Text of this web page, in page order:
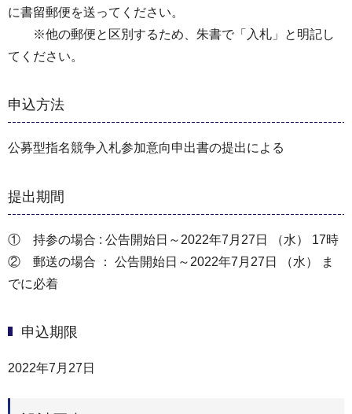
に書留郵便を送ってください。
※他の郵便と区別するため、朱書で「入札」と明記し
てください。
申込方法
公募型指名競争入札参加意向申出書の提出による
提出期間
① 持参の場合 : 公告開始日～2022年7月27日 （水） 17時
② 郵送の場合 ： 公告開始日～2022年7月27日 （水） ま
でに必着
申込期限
2022年7月27日